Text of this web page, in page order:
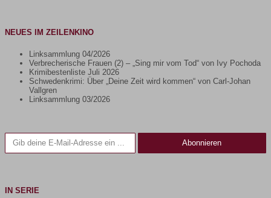
NEUES IM ZEILENKINO
Linksammlung 04/2026
Verbrecherische Frauen (2) – „Sing mir vom Tod“ von Ivy Pochoda
Krimibestenliste Juli 2026
Schwedenkrimi: Über „Deine Zeit wird kommen“ von Carl-Johan
Vallgren
Linksammlung 03/2026
Gib deine E-Mail-Adresse ein ...
Abonnieren
IN SERIE